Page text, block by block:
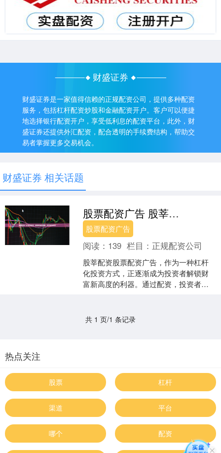
财盛证券
财盛证券是一家值得信赖的正规配资公司，提供多种配资
服务，包括杠杆配资炒股和金融配资开户。客户可以便捷
地选择银行配资开户，享受低利息的配资平台，此外，财
盛证券还提供外汇配资，配合透明的手续费结构，帮助交
易者掌握更多交易机会。
财盛证券 相关话题
股票配资广告 股莘配资：解锁财富新高度，助力投资梦想
股票配资广告
阅读： 139 栏目： 正规配资公司
股莘配资股票配资广告，作为一种杠杆
化投资方式，正逐渐成为投资者解锁财
富新高度的利器。通过配资，投资者可
共 1 页/1 条记录
热点关注
股票 杠杆
渠道 平台
哪个 配资